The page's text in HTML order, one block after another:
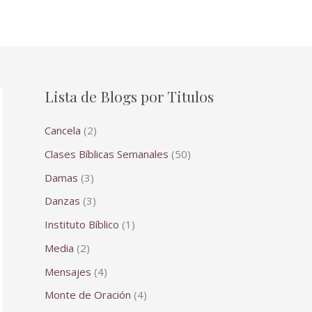
Lista de Blogs por Titulos
Cancela (2)
Clases Bíblicas Semanales (50)
Damas (3)
Danzas (3)
Instituto Bíblico (1)
Media (2)
Mensajes (4)
Monte de Oración (4)